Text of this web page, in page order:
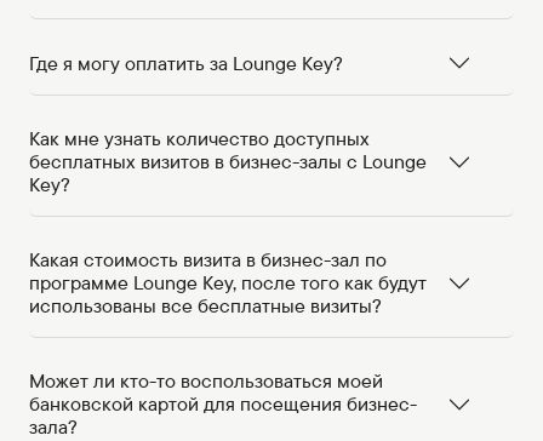
Где я могу оплатить за Lounge Key?
Как мне узнать количество доступных
бесплатных визитов в бизнес-залы с Lounge
Key?
Какая стоимость визита в бизнес-зал по
программе Lounge Key, после того как будут
использованы все бесплатные визиты?
Может ли кто-то воспользоваться моей
банковской картой для посещения бизнес-
зала?